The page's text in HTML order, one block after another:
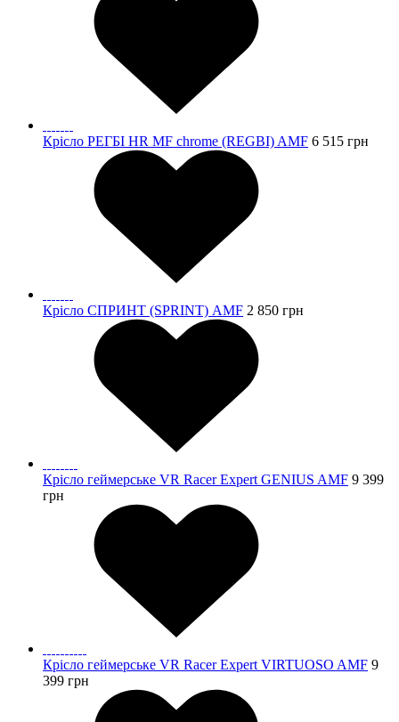
Крісло РЕГБІ HR MF chrome (REGBI) AMF 6 515 грн
Крісло СПРИНТ (SPRINT) AMF 2 850 грн
Крісло геймерське VR Racer Expert GENIUS AMF 9 399
грн
Крісло геймерське VR Racer Expert VIRTUOSO AMF 9
399 грн